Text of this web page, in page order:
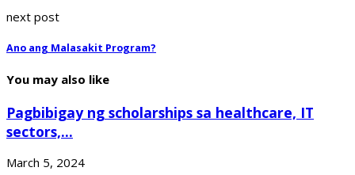
next post
Ano ang Malasakit Program?
You may also like
Pagbibigay ng scholarships sa healthcare, IT
sectors,...
March 5, 2024